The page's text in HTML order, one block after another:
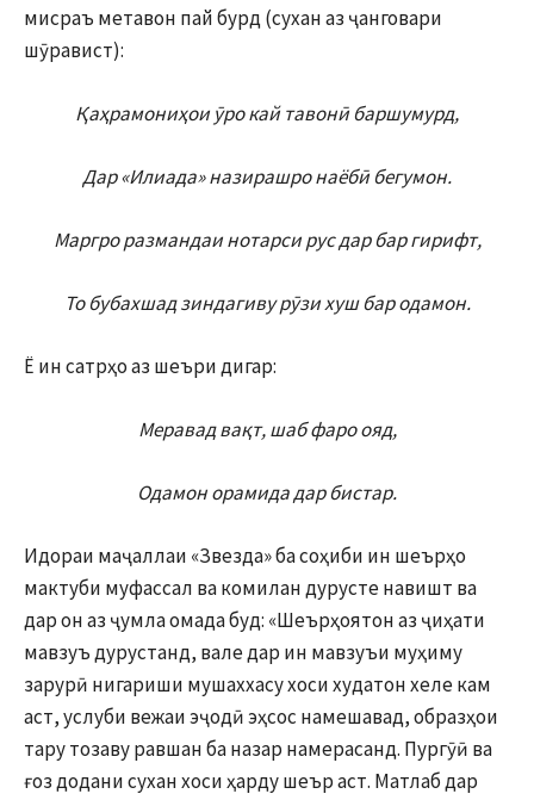
мисраъ метавон пай бурд (сухан аз ҷанговари
шӯравист):
Қаҳрамониҳои ӯро кай тавонӣ баршумурд,
Дар «Илиада» назирашро наёбӣ бегумон.
Маргро размандаи нотарси рус дар бар гирифт,
То бубахшад зиндагиву рӯзи хуш бар одамон.
Ё ин сатрҳо аз шеъри дигар:
Меравад вақт, шаб фаро ояд,
Одамон орамида дар бистар.
Идораи маҷаллаи «Звезда» ба соҳиби ин шеърҳо
мактуби муфассал ва комилан дурусте навишт ва
дар он аз ҷумла омада буд: «Шеърҳоятон аз ҷиҳати
мавзуъ дурустанд, вале дар ин мавзуъи муҳиму
зарурӣ нигариши мушаххасу хоси худатон хеле кам
аст, услуби вежаи эҷодӣ эҳсос намешавад, образҳои
тару тозаву равшан ба назар намерасанд. Пургӯӣ ва
ғоз додани сухан хоси ҳарду шеър аст. Матлаб дар